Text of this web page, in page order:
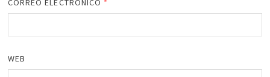
CORREO ELECTRÓNICO *
WEB